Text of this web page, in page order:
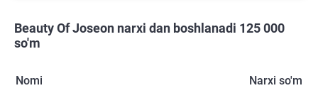
Beauty Of Joseon narxi dan boshlanadi 125 000
so'm
Nomi Narxi so'm